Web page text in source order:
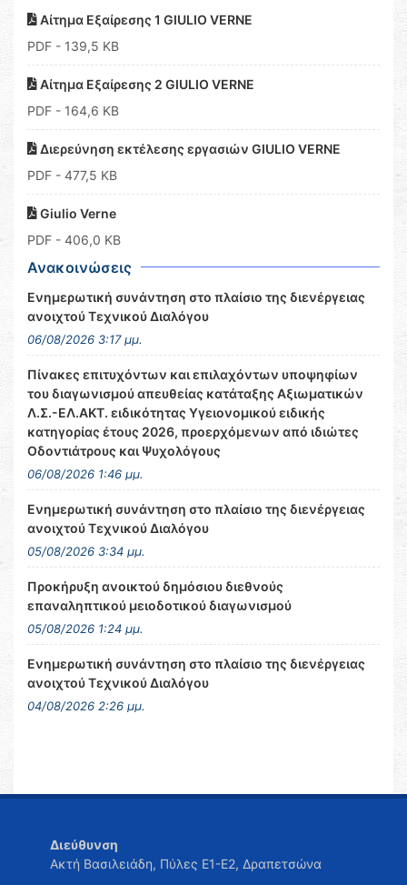
Αίτημα Εξαίρεσης 1 GIULIO VERNE
PDF - 139,5 KB
Αίτημα Εξαίρεσης 2 GIULIO VERNE
PDF - 164,6 KB
Διερεύνηση εκτέλεσης εργασιών GIULIO VERNE
PDF - 477,5 KB
Giulio Verne
PDF - 406,0 KB
Ανακοινώσεις
Ενημερωτική συνάντηση στο πλαίσιο της διενέργειας
ανοιχτού Τεχνικού Διαλόγου
06/08/2026 3:17 μμ.
Πίνακες επιτυχόντων και επιλαχόντων υποψηφίων
του διαγωνισμού απευθείας κατάταξης Αξιωματικών
Λ.Σ.-ΕΛ.ΑΚΤ. ειδικότητας Υγειονομικού ειδικής
κατηγορίας έτους 2026, προερχόμενων από ιδιώτες
Οδοντιάτρους και Ψυχολόγους
06/08/2026 1:46 μμ.
Ενημερωτική συνάντηση στο πλαίσιο της διενέργειας
ανοιχτού Τεχνικού Διαλόγου
05/08/2026 3:34 μμ.
Προκήρυξη ανοικτού δημόσιου διεθνούς
επαναληπτικού μειοδοτικού διαγωνισμού
05/08/2026 1:24 μμ.
Ενημερωτική συνάντηση στο πλαίσιο της διενέργειας
ανοιχτού Τεχνικού Διαλόγου
04/08/2026 2:26 μμ.
Διεύθυνση
Ακτή Βασιλειάδη, Πύλες Ε1-Ε2, Δραπετσώνα